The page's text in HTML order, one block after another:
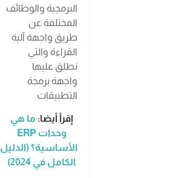
البرمجية والوظائف
المختلفة عن
طريق واجهة آلية
القراءة والتي
نطلق عليها
واجهة برمجة
التطبيقات.
إقرأ أيضا: ما هي
وحدات ERP
الأساسية؟ (الدليل
الكامل في 2024)